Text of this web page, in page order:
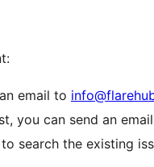
email to
you can send an
search the existing